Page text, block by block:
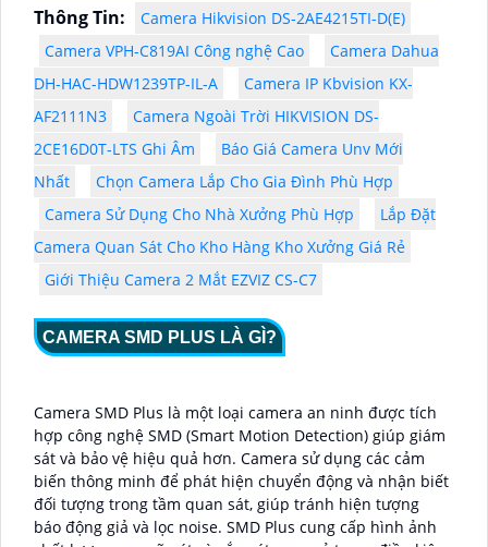
Thông Tin:
Camera Hikvision DS-2AE4215TI-D(E)
Camera VPH-C819AI Công nghệ Cao
Camera Dahua
DH-HAC-HDW1239TP-IL-A
Camera IP Kbvision KX-
AF2111N3
Camera Ngoài Trời HIKVISION DS-
2CE16D0T-LTS Ghi Âm
Báo Giá Camera Unv Mới
Nhất
Chọn Camera Lắp Cho Gia Đình Phù Hợp
Camera Sử Dụng Cho Nhà Xưởng Phù Hợp
Lắp Đặt
Camera Quan Sát Cho Kho Hàng Kho Xưởng Giá Rẻ
Giới Thiệu Camera 2 Mắt EZVIZ CS-C7
CAMERA SMD PLUS LÀ GÌ?
Camera SMD Plus là một loại camera an ninh được tích
hợp công nghệ SMD (Smart Motion Detection) giúp giám
sát và bảo vệ hiệu quả hơn. Camera sử dụng các cảm
biến thông minh để phát hiện chuyển động và nhận biết
đối tượng trong tầm quan sát, giúp tránh hiện tượng
báo động giả và lọc noise. SMD Plus cung cấp hình ảnh